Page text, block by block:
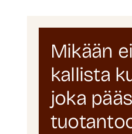
Mikään
kallista
joka